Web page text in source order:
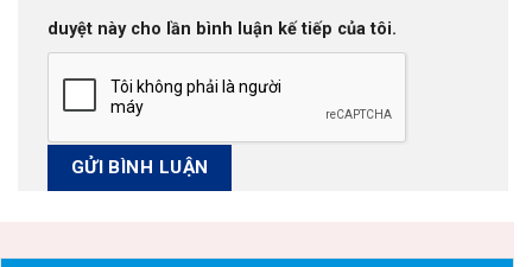
duyệt này cho lần bình luận kế tiếp của tôi.